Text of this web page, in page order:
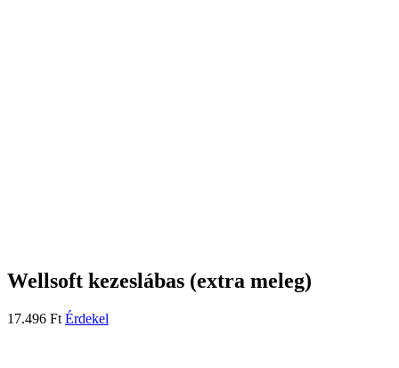
Wellsoft kezeslábas (extra meleg)
17.496 Ft Érdekel